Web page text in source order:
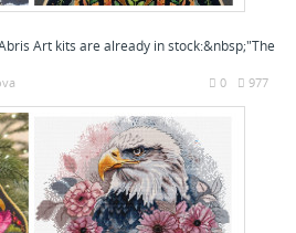
Art kits are already in stock:&nbsp;"The
977
0